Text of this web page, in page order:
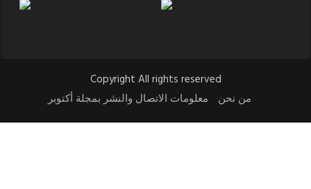
Copyright All rights reserved
من نحن
معلومات الاتصال والنشر بمجلة أكتوبر